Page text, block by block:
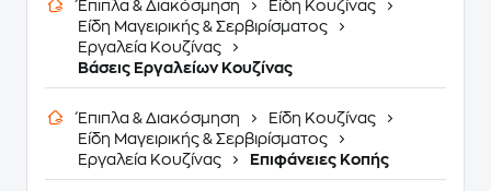
Έπιπλα & Διακόσμηση
Είδη Κουζίνας
Είδη Μαγειρικής & Σερβιρίσματος
Εργαλεία Κουζίνας
Βάσεις Εργαλείων Κουζίνας
Έπιπλα & Διακόσμηση
Είδη Κουζίνας
Είδη Μαγειρικής & Σερβιρίσματος
Εργαλεία Κουζίνας
Επιφάνειες Κοπής